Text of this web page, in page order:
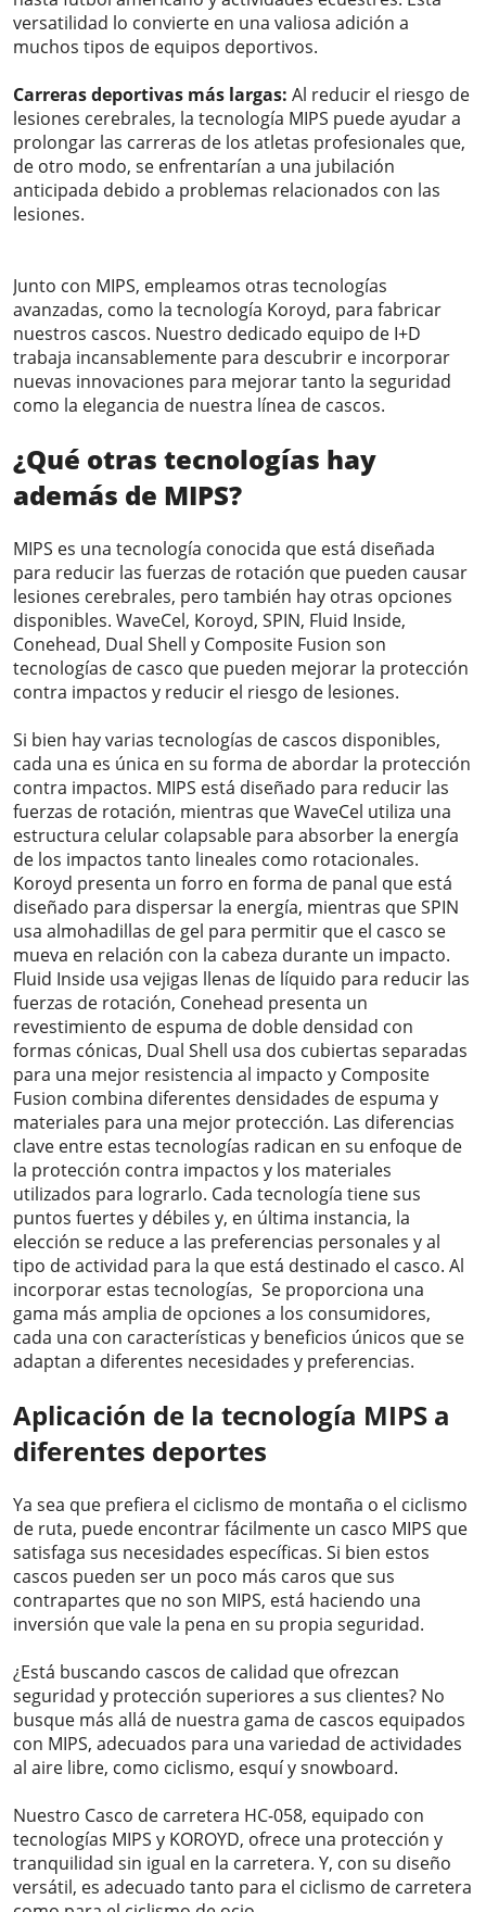
versatilidad lo convierte en una valiosa adición a
muchos tipos de equipos deportivos.
Carreras deportivas más largas: Al reducir el riesgo de
lesiones cerebrales, la tecnología MIPS puede ayudar a
prolongar las carreras de los atletas profesionales que,
de otro modo, se enfrentarían a una jubilación
anticipada debido a problemas relacionados con las
lesiones.
Junto con MIPS, empleamos otras tecnologías
avanzadas, como la tecnología Koroyd, para fabricar
nuestros cascos. Nuestro dedicado equipo de I+D
trabaja incansablemente para descubrir e incorporar
nuevas innovaciones para mejorar tanto la seguridad
como la elegancia de nuestra línea de cascos.
¿Qué otras tecnologías hay
además de MIPS?
MIPS es una tecnología conocida que está diseñada
para reducir las fuerzas de rotación que pueden causar
lesiones cerebrales, pero también hay otras opciones
disponibles. WaveCel, Koroyd, SPIN, Fluid Inside,
Conehead, Dual Shell y Composite Fusion son
tecnologías de casco que pueden mejorar la protección
contra impactos y reducir el riesgo de lesiones.
Si bien hay varias tecnologías de cascos disponibles,
cada una es única en su forma de abordar la protección
contra impactos. MIPS está diseñado para reducir las
fuerzas de rotación, mientras que WaveCel utiliza una
estructura celular colapsable para absorber la energía
de los impactos tanto lineales como rotacionales.
Koroyd presenta un forro en forma de panal que está
diseñado para dispersar la energía, mientras que SPIN
usa almohadillas de gel para permitir que el casco se
mueva en relación con la cabeza durante un impacto.
Fluid Inside usa vejigas llenas de líquido para reducir las
fuerzas de rotación, Conehead presenta un
revestimiento de espuma de doble densidad con
formas cónicas, Dual Shell usa dos cubiertas separadas
para una mejor resistencia al impacto y Composite
Fusion combina diferentes densidades de espuma y
materiales para una mejor protección. Las diferencias
clave entre estas tecnologías radican en su enfoque de
la protección contra impactos y los materiales
utilizados para lograrlo. Cada tecnología tiene sus
puntos fuertes y débiles y, en última instancia, la
elección se reduce a las preferencias personales y al
tipo de actividad para la que está destinado el casco. Al
incorporar estas tecnologías, Se proporciona una
gama más amplia de opciones a los consumidores,
cada una con características y beneficios únicos que se
adaptan a diferentes necesidades y preferencias.
Aplicación de la tecnología MIPS a
diferentes deportes
Ya sea que prefiera el ciclismo de montaña o el ciclismo
de ruta, puede encontrar fácilmente un casco MIPS que
satisfaga sus necesidades específicas. Si bien estos
cascos pueden ser un poco más caros que sus
contrapartes que no son MIPS, está haciendo una
inversión que vale la pena en su propia seguridad.
¿Está buscando cascos de calidad que ofrezcan
seguridad y protección superiores a sus clientes? No
busque más allá de nuestra gama de cascos equipados
con MIPS, adecuados para una variedad de actividades
al aire libre, como ciclismo, esquí y snowboard.
Nuestro Casco de carretera HC-058, equipado con
tecnologías MIPS y KOROYD, ofrece una protección y
tranquilidad sin igual en la carretera. Y, con su diseño
versátil, es adecuado tanto para el ciclismo de carretera